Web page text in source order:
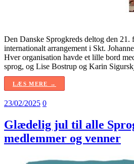
Den Danske Sprogkreds deltog den 21.
internationalt arrangement i Skt.
Hver organisation havde et lille bord
sprog, og Lise Bostrup og Karin
LÆS MERE →
23/02/2025 0
Glædelig jul til alle
medlemmer og venner